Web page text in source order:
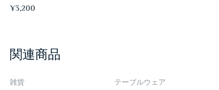
¥3,200
関連商品
雑貨 テーブルウェア